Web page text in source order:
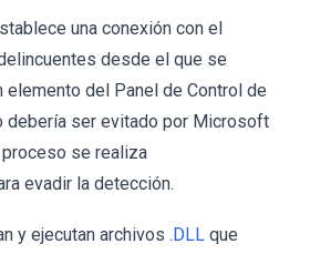
una conexión con el
desde el que se
elemento del Panel de Control de
debería ser evitado por Microsoft
se realiza
evadir la detección.
y ejecutan archivos .DLL que